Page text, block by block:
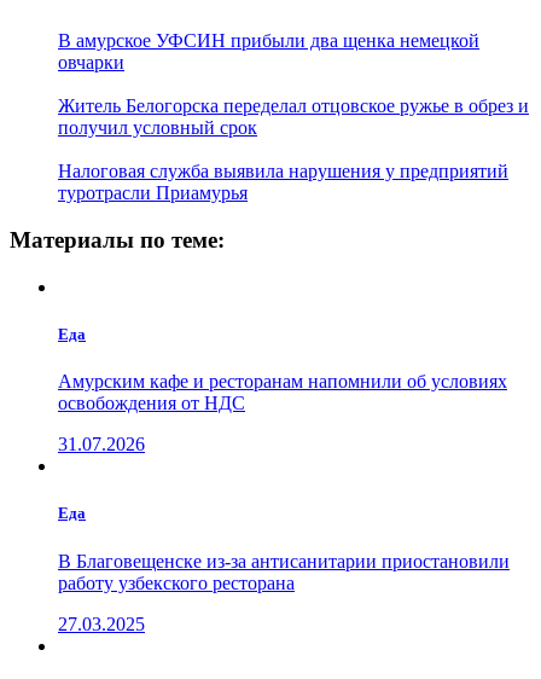
В амурское УФСИН прибыли два щенка немецкой
овчарки
Житель Белогорска переделал отцовское ружье в обрез и
получил условный срок
Налоговая служба выявила нарушения у предприятий
туротрасли Приамурья
Материалы по теме:
Еда
Амурским кафе и ресторанам напомнили об условиях
освобождения от НДС
31.07.2026
Еда
В Благовещенске из-за антисанитарии приостановили
работу узбекского ресторана
27.03.2025